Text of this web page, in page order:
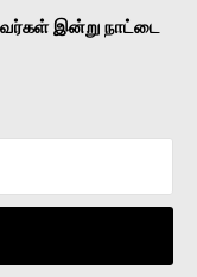
இன்று நாட்டை